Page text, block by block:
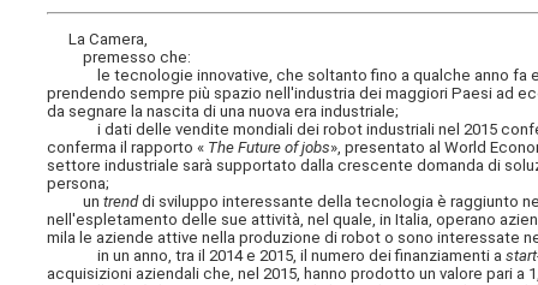
La Camera,
premesso che:
le tecnologie innovative, che soltanto fino a qualche anno fa
prendendo sempre più spazio nell'industria dei maggiori Paesi ad
da segnare la nascita di una nuova era industriale;
i dati delle vendite mondiali dei robot industriali nel 2015
conferma il rapporto « The Future of jobs», presentato al World
settore industriale sarà supportato dalla crescente domanda di
persona;
untrenddi sviluppo interessante della tecnologia è raggiunto
nell'espletamento delle sue attività, nel quale, in Italia, operano
mila le aziende attive nella produzione di robot o sono interessate
in un anno, tra il 2014 e 2015, il numero dei finanziamenti a
acquisizioni aziendali che, nel 2015, hanno prodotto un valore pari a